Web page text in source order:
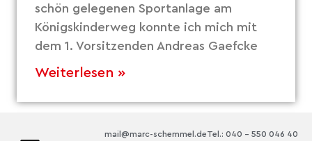
schön gelegenen Sportanlage am
Königskinderweg konnte ich mich mit
dem 1. Vorsitzenden Andreas Gaefcke
Weiterlesen »
Tel.: 040 – 550 046 40
mail@marc-schemmel.de